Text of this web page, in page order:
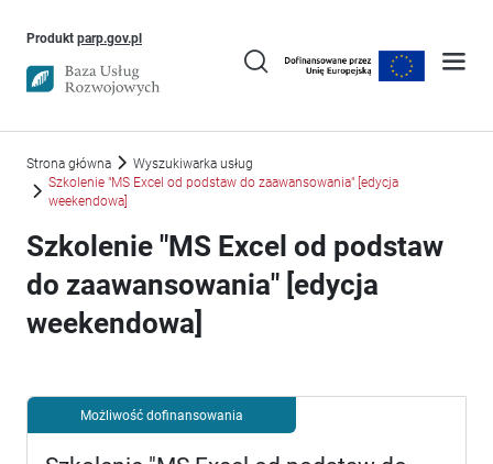
Produkt parp.gov.plUwaga, link otworzy się w nowym oknie
Strona główna
Wyszukiwarka usług
Szkolenie "MS Excel od podstaw do zaawansowania" [edycja
weekendowa]
Szkolenie "MS Excel od podstaw
do zaawansowania" [edycja
weekendowa]
Możliwość dofinansowania